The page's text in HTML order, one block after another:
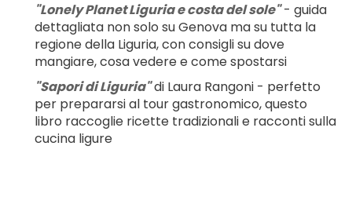
"Lonely Planet Liguria e costa del sole" - guida
dettagliata non solo su Genova ma su tutta la
regione della Liguria, con consigli su dove
mangiare, cosa vedere e come spostarsi
"Sapori di Liguria" di Laura Rangoni - perfetto
per prepararsi al tour gastronomico, questo
libro raccoglie ricette tradizionali e racconti sulla
cucina ligure